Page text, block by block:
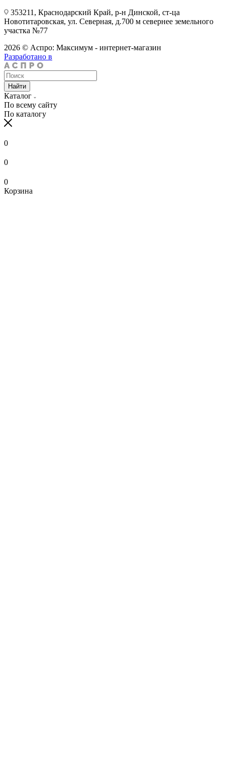
353211, Краснодарский Край, р-н Динской, ст-ца
Новотитаровская, ул. Северная, д.700 м севернее земельного
участка №77
2026 © Аспро: Максимум - интернет-магазин
Разработано в
Найти
Каталог
По всему сайту
По каталогу
0
0
0
Корзина